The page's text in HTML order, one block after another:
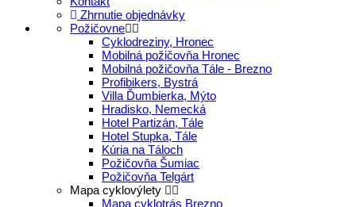
Zhrnutie objednávky
Požičovne
Cyklodreziny, Hronec
Mobilná požičovňa Hronec
Mobilná požičovňa Tále - Brezno
Profibikers, Bystrá
Villa Ďumbierka, Mýto
Hradisko, Nemecká
Hotel Partizán, Tále
Hotel Stupka, Tále
Kúria na Táloch
Požičovňa Šumiac
Požičovňa Telgárt
Mapa cyklovýlety
Mapa cyklotrás Brezno